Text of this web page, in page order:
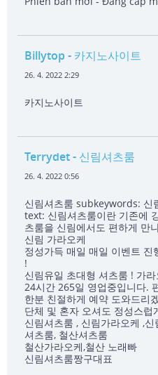
Billytop - 카지노사이트
26. 4. 2022 2:29
카지노사이트
Terrydet- 신림셔츠룸
26. 4. 2022 0:56
신림셔츠룸 subkeywords: 신
text: 신림셔츠룸이란 기존에
츠룸을 신림에서도 편하게 만
신림 가라오케
정성가득 매일 매일 이벤트
!
신림유일 초대형 셔츠룸 ! 가
24시간 265일 영업중입니다.
한분 친절하게 예약 도와드리
단체 및 혼자 오셔도 정성스
신림셔츠룸 , 신림가라오케 ,
셔츠룸, 철산셔츠룸
철산가라오케,철산 노래빠
신림셔츠룸짱구대표